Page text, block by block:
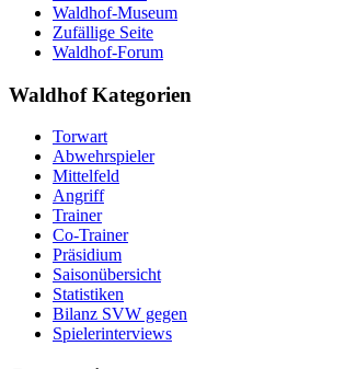
Waldhof-Museum
Zufällige Seite
Waldhof-Forum
Waldhof Kategorien
Torwart
Abwehrspieler
Mittelfeld
Angriff
Trainer
Co-Trainer
Präsidium
Saisonübersicht
Statistiken
Bilanz SVW gegen
Spielerinterviews